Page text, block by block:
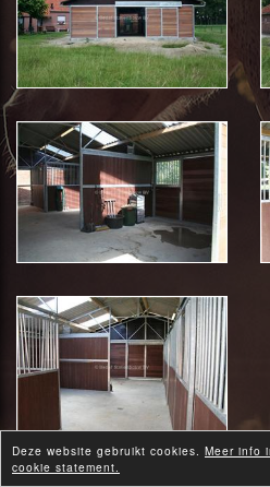
Deze website gebruikt cookies. Meer info
cookie statement.